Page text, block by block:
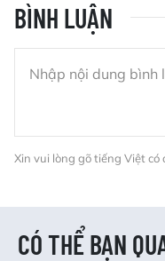
BÌNH LUẬN
Xin vui lòng gõ tiếng Việt có
CÓ THỂ BẠN